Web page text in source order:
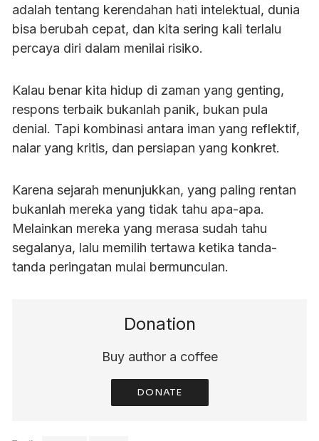
adalah tentang kerendahan hati intelektual, dunia
bisa berubah cepat, dan kita sering kali terlalu
percaya diri dalam menilai risiko.
Kalau benar kita hidup di zaman yang genting,
respons terbaik bukanlah panik, bukan pula
denial. Tapi kombinasi antara iman yang reflektif,
nalar yang kritis, dan persiapan yang konkret.
Karena sejarah menunjukkan, yang paling rentan
bukanlah mereka yang tidak tahu apa-apa.
Melainkan mereka yang merasa sudah tahu
segalanya, lalu memilih tertawa ketika tanda-
tanda peringatan mulai bermunculan.
Donation
Buy author a coffee
DONATE